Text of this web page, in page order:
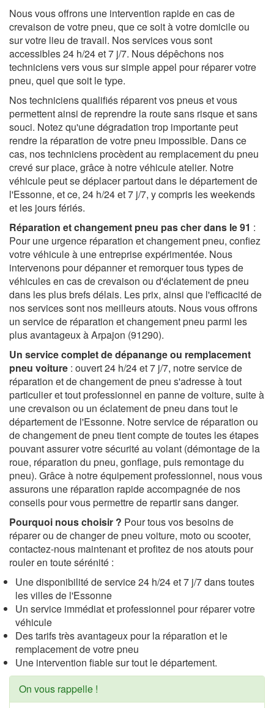
Nous vous offrons une intervention rapide en cas de
crevaison de votre pneu, que ce soit à votre domicile ou
sur votre lieu de travail. Nos services vous sont
accessibles 24 h/24 et 7 j/7. Nous dépêchons nos
techniciens vers vous sur simple appel pour réparer votre
pneu, quel que soit le type.
Nos techniciens qualifiés réparent vos pneus et vous
permettent ainsi de reprendre la route sans risque et sans
souci. Notez qu'une dégradation trop importante peut
rendre la réparation de votre pneu impossible. Dans ce
cas, nos techniciens procèdent au remplacement du pneu
crevé sur place, grâce à notre véhicule atelier. Notre
véhicule peut se déplacer partout dans le département de
l'Essonne, et ce, 24 h/24 et 7 j/7, y compris les weekends
et les jours fériés.
Réparation et changement pneu pas cher dans le 91 :
Pour une urgence réparation et changement pneu, confiez
votre véhicule à une entreprise expérimentée. Nous
intervenons pour dépanner et remorquer tous types de
véhicules en cas de crevaison ou d'éclatement de pneu
dans les plus brefs délais. Les prix, ainsi que l'efficacité de
nos services sont nos meilleurs atouts. Nous vous offrons
un service de réparation et changement pneu parmi les
plus avantageux à Arpajon (91290).
Un service complet de dépanange ou remplacement
pneu voiture : ouvert 24 h/24 et 7 j/7, notre service de
réparation et de changement de pneu s'adresse à tout
particulier et tout professionnel en panne de voiture, suite à
une crevaison ou un éclatement de pneu dans tout le
département de l'Essonne. Notre service de réparation ou
de changement de pneu tient compte de toutes les étapes
pouvant assurer votre sécurité au volant (démontage de la
roue, réparation du pneu, gonflage, puis remontage du
pneu). Grâce à notre équipement professionnel, nous vous
assurons une réparation rapide accompagnée de nos
conseils pour vous permettre de repartir sans danger.
Pourquoi nous choisir ? Pour tous vos besoins de
réparer ou de changer de pneu voiture, moto ou scooter,
contactez-nous maintenant et profitez de nos atouts pour
rouler en toute sérénité :
Une disponibilité de service 24 h/24 et 7 j/7 dans toutes
les villes de l'Essonne
Un service immédiat et professionnel pour réparer votre
véhicule
Des tarifs très avantageux pour la réparation et le
remplacement de votre pneu
Une intervention fiable sur tout le département.
On vous rappelle !